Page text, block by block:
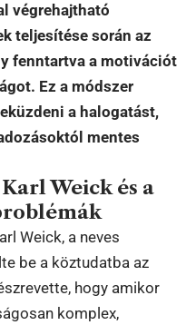
végrehajtható
teljesítése során az
fenntartva a motivációt
Ez a módszer
a halogatást,
mentes
Weick és a
Weick, a neves
be a köztudatba az
hogy amikor
komplex,